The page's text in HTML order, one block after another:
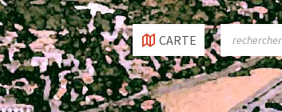
CARTE
SEARCH: